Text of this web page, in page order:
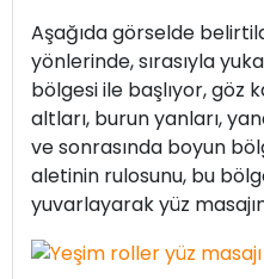
Aşağıda görselde
yönlerinde, sırasıyla
bölgesi ile başlıyor, göz
altları, burun yanları,
ve sonrasında boyun
aletinin rulosunu, bu
yuvarlayarak yüz